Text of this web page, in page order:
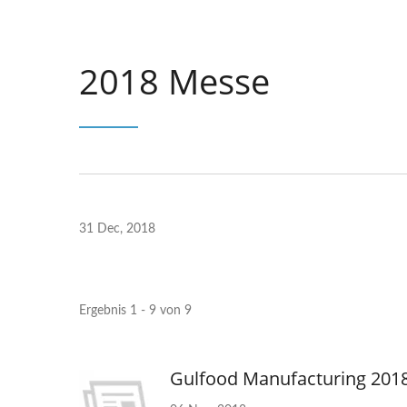
2018 Messe
31 Dec, 2018
Ergebnis 1 - 9 von 9
Gulfood Manufacturing